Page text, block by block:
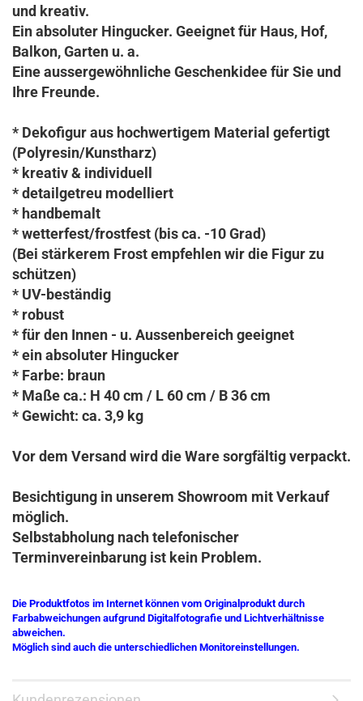
und kreativ.
Ein absoluter Hingucker. Geeignet für Haus, Hof,
Balkon, Garten u. a.
Eine aussergewöhnliche Geschenkidee für Sie und
Ihre Freunde.
* Dekofigur aus hochwertigem Material gefertigt
(Polyresin/Kunstharz)
* kreativ & individuell
* detailgetreu modelliert
* handbemalt
* wetterfest/frostfest (bis ca. -10 Grad)
(Bei stärkerem Frost empfehlen wir die Figur zu
schützen)
* UV-beständig
* robust
* für den Innen - u. Aussenbereich geeignet
* ein absoluter Hingucker
* Farbe: braun
* Maße ca.: H 40 cm / L 60 cm / B 36 cm
* Gewicht: ca. 3,9 kg
Vor dem Versand wird die Ware sorgfältig verpackt.
Besichtigung in unserem Showroom mit Verkauf
möglich.
Selbstabholung nach telefonischer
Terminvereinbarung ist kein Problem.
Die Produktfotos im Internet können vom Originalprodukt durch
Farbabweichungen aufgrund Digitalfotografie und Lichtverhältnisse
abweichen.
Möglich sind auch die unterschiedlichen Monitoreinstellungen.